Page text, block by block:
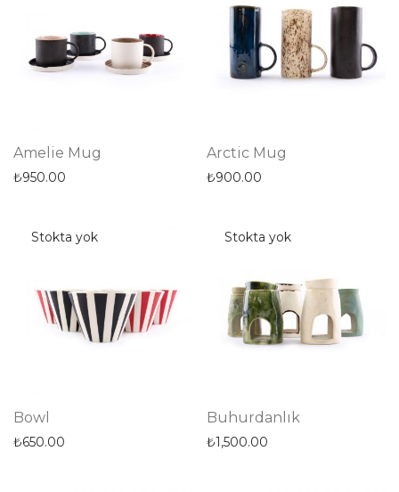
Amelie Mug
₺950.00
Arctic Mug
₺900.00
Bowl
₺650.00
Buhurdanlık
₺1,500.00